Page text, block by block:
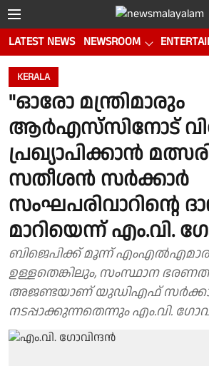
LATEST NEWS NEWSROOM
KERALA
"ഓരോ മന്ത്രിമാരും
ആർഎസ്‌സിനോട്
പ്രഖ്യാപിക്കാൻ
സതീശൻ സർക്കാർ
സംഘപരിവാറിൻ്റെ
മാറിയെന്ന് എം.വി.
ബിജെപിക്ക് മൂന്ന്
ഉള്ളതെങ്കിലും, സംസ്ഥാന
അജണ്ടയാണ് യുഡിഎഫ്
നടപ്പാക്കുന്നതെന്നും എം.വി.